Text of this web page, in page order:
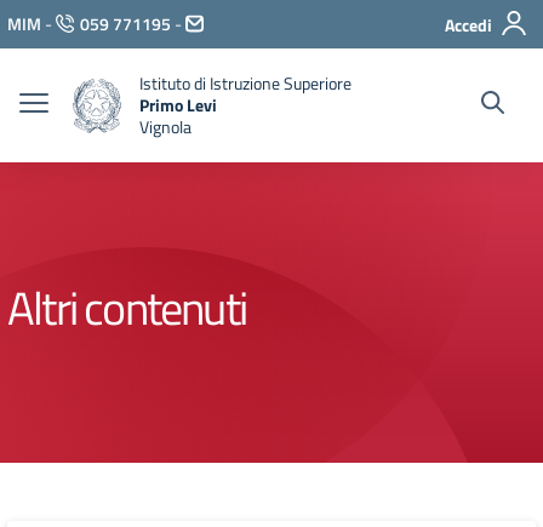
Vai ai contenuti
Vai al menu di navigazione
Vai al footer
MIM - 059 771195 - Accedi
Istituto di Istruzione Superiore
Primo Levi
Vignola
Altri contenuti